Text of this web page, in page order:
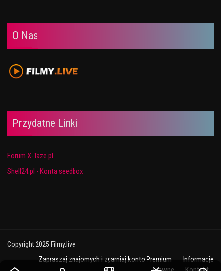
O Nas
Przydatne Linki
Forum X-Taze.pl
Shell24.pl - Konta seedbox
Copyright 2025 Filmy.live
Zapraszaj znajomych i zgarniaj konto Premium
Informacje